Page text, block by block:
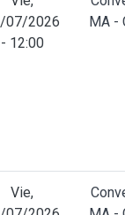
07/2026
- 12:00
MA -
Vie,